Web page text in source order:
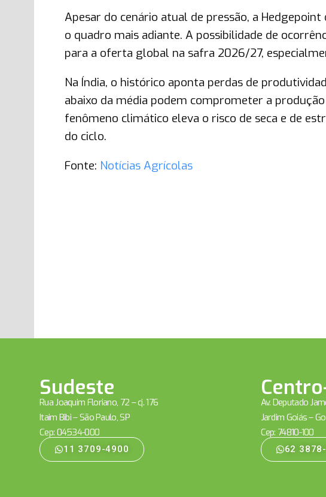
Apesar do cenário atual de pressão, a
o quadro mais adiante. A possibilidade de
para a oferta global na safra 2026/27,
Na Índia, o histórico aponta perdas de
abaixo da média podem comprometer a
fenômeno climático eleva o risco de seca e de
do ciclo.
Fonte: Notícias Agrícolas
Sudeste
Rua Joaquim Floriano, 72 – cj. 176
Itaim Bibi – São Paulo, SP
Cep: 04534-000
11 3709-4900
Av. Deputado
Jardim Goiás –
Cep: 74810-100
62